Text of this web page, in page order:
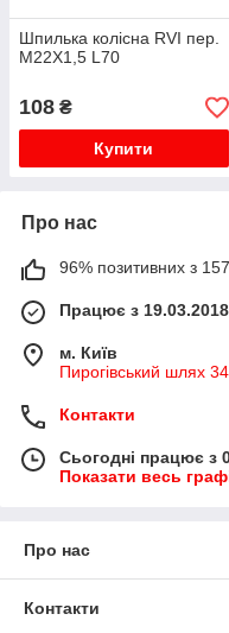
Шпилька колісна RVI пер.
M22X1,5 L70
108 ₴
Купити
Про нас
96% позитивних з 157
Працює з 19.03.2018
м. Київ
Пирогівський шлях
Контакти
Сьогодні працює з
Показати весь
Про нас
Контакти